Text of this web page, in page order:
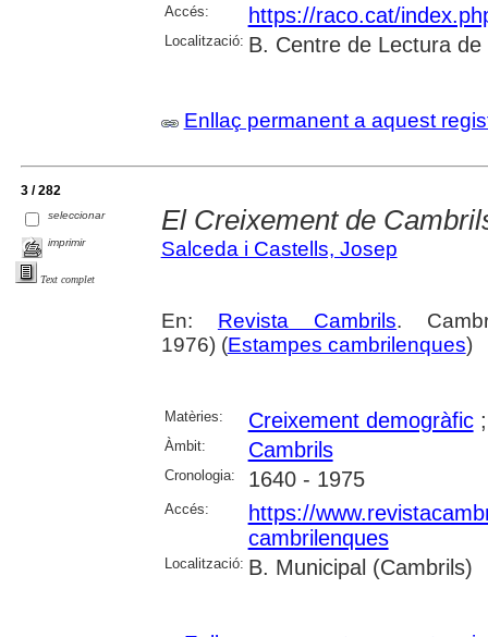
Accés: https://raco.cat/
Localització: B. Centre de Lectura de
Enllaç permanent a aquest
3 / 282
seleccionar
imprimir
Text complet
El Creixement de
Salceda i Castells, Josep
En: Revista Cambrils.
1976) (Estampes cambrilenques)
Matèries: Creixement demogràfic
Àmbit: Cambrils
Cronologia: 1640 - 1975
Accés:
https://
cambrilenques
Localització: B. Municipal (Cambrils)